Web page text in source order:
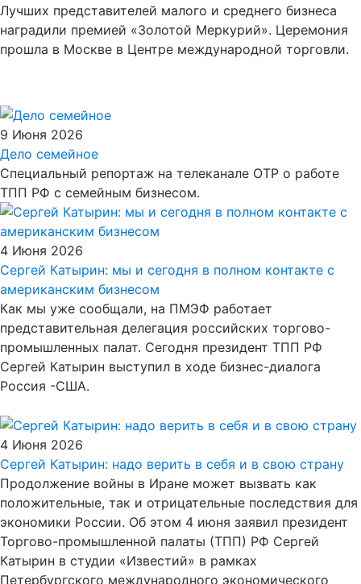
Лучших представителей малого и среднего бизнеса
наградили премией «Золотой Меркурий». Церемония
прошла в Москве в Центре международной торговли.
9 Июня 2026
Дело семейное
Специальный репортаж на телеканале ОТР о работе
ТПП РФ с семейным бизнесом.
4 Июня 2026
Сергей Катырин: мы и сегодня в полном контакте с
американским бизнесом
Как мы уже сообщали, на ПМЭФ работает
представительная делегация российских торгово-
промышленных палат. Сегодня президент ТПП РФ
Сергей Катырин выступил в ходе бизнес-диалога
Россия -США.
4 Июня 2026
Сергей Катырин: надо верить в себя и в свою страну
Продолжение войны в Иране может вызвать как
положительные, так и отрицательные последствия для
экономики России. Об этом 4 июня заявил президент
Торгово-промышленной палаты (ТПП) РФ Сергей
Катырин в студии «Известий» в рамках
Петербургского международного экономического